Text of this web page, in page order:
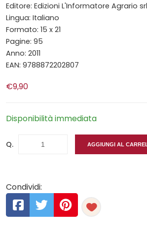
Editore: Edizioni L'Informatore Agrario srl
Lingua: Italiano
Formato: 15 x 21
Pagine: 95
Anno: 2011
EAN: 9788872202807
€9,90
Disponibilità immediata
Q. AGGIUNGI AL
Condividi: